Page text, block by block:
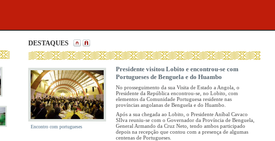
DESTAQUES
Encontro com portugueses
Presidente visitou Lobito e encontrou-se com
Portugueses de Benguela e do Huambo
No prosseguimento da sua Visita de Estado a Angola, o
Presidente da República encontrou-se, no Lobito, com
elementos da Comunidade Portuguesa residente nas
províncias angolanas de Benguela e do Huambo.
Após a sua chegada ao Lobito, o Presidente Aníbal Cavaco
SIlva reuniu-se com o Governador da Província de Benguela,
General Armando da Cruz Neto, tendo ambos participado
depois na recepção que contou com a presença de algumas
centenas de Portugueses.